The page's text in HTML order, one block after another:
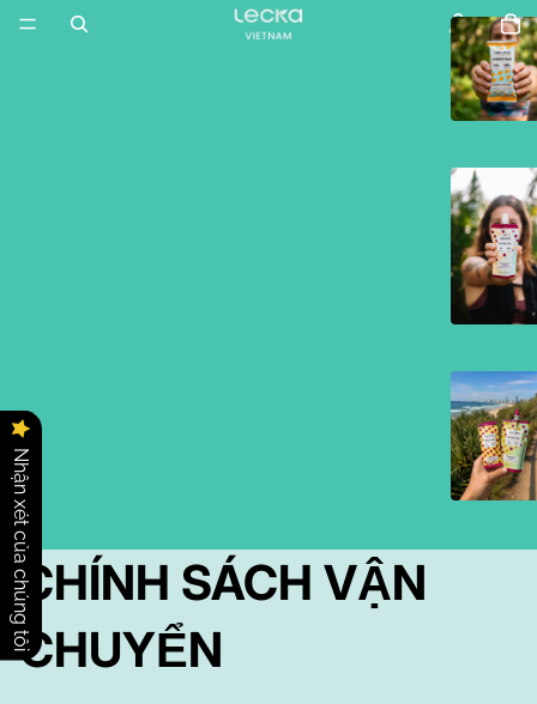
CHÍNH SÁCH VẬN
CHUYỂN
Nhận xét của chúng tôi